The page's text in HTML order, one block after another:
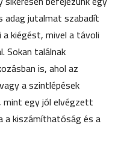
adag jutalmat szabadít
kiégést, mivel a távoli
Sokan találnak
is, ahol az
a szintlépések
mint egy jól elvégzett
a kiszámíthatóság és a